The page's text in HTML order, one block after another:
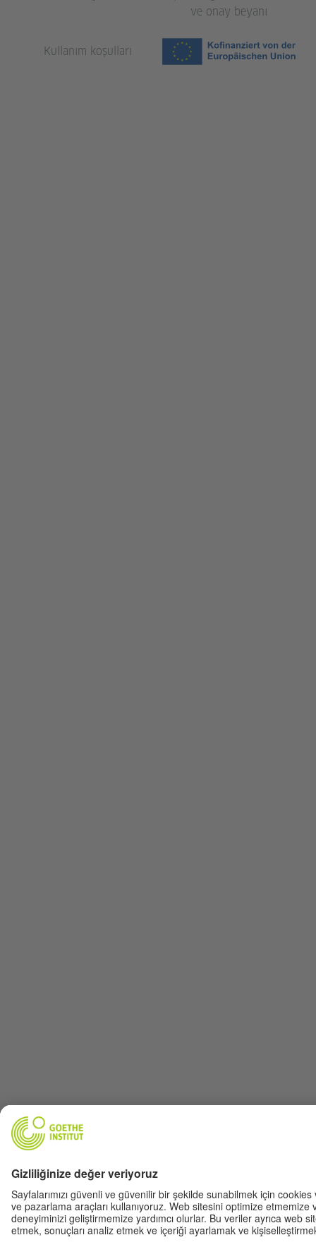
ve onay beyanı
Kullanım koşulları